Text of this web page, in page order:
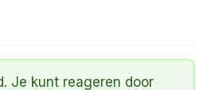
Je kunt reageren door